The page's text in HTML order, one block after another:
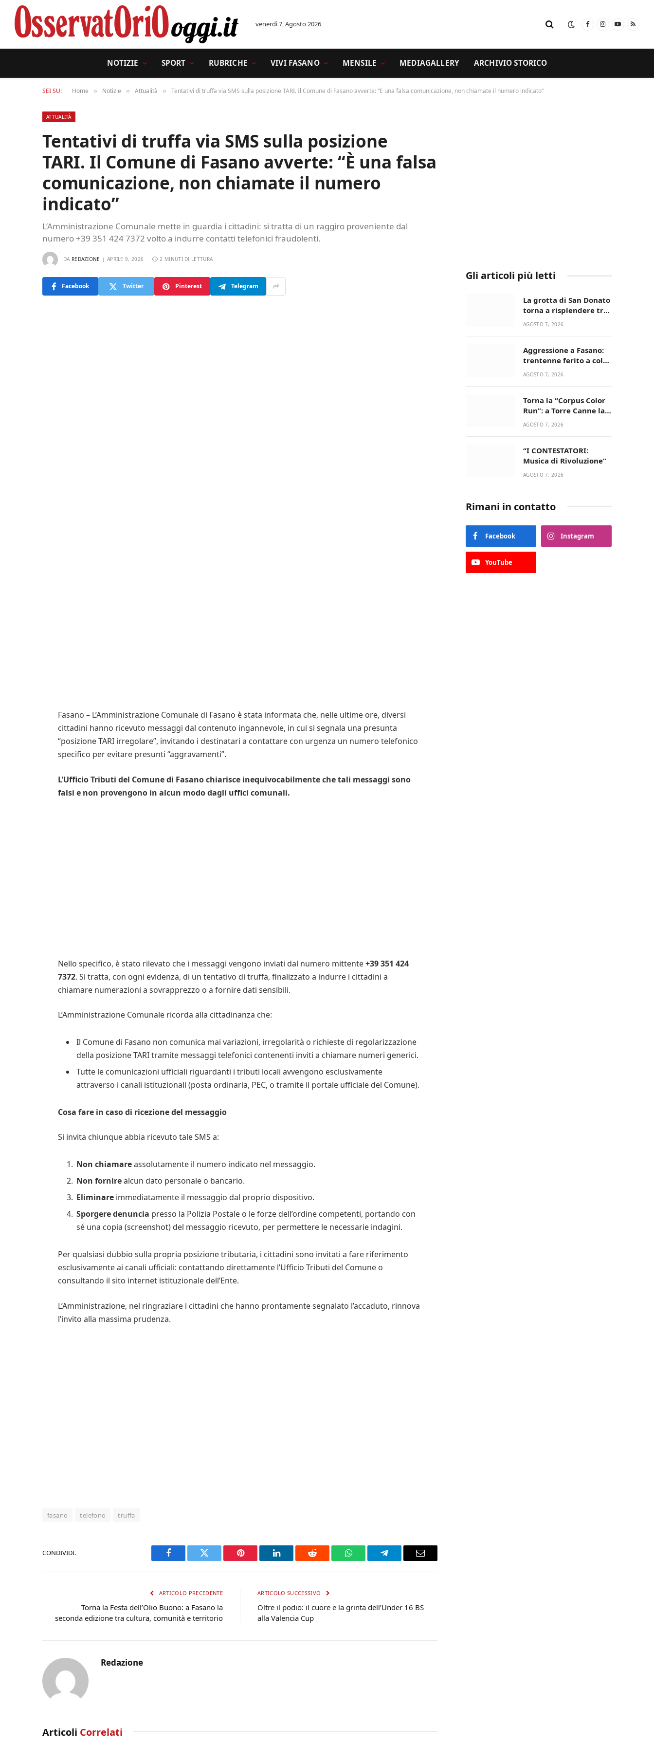
venerdì 7, Agosto 2026 FacebookInstagram
YouTube
RSS
NOTIZIE SPORT RUBRICHE VIVI FASANO MENSILE MEDIAGALLERY ARCHIVIO STORICO
SEI SU: Home » Notizie » Attualità » Tentativi di truffa via SMS sulla posizione TARI. Il Comune di Fasano avverte: “È una falsa comunicazione, non chiamate il numero indicato”
ATTUALITÀ
Tentativi di truffa via SMS sulla posizione
TARI. Il Comune di Fasano avverte: “È una falsa
comunicazione, non chiamate il numero
indicato”
L’Amministrazione Comunale mette in guardia i cittadini: si tratta di un raggiro proveniente dal
numero +39 351 424 7372 volto a indurre contatti telefonici fraudolenti.
DA REDAZIONE APRILE 9, 2026 2 MINUTI DI LETTURA
Facebook Twitter Pinterest Telegram
Fasano – L’Amministrazione Comunale di Fasano è stata informata che, nelle ultime ore, diversi
cittadini hanno ricevuto messaggi dal contenuto ingannevole, in cui si segnala una presunta
“posizione TARI irregolare”, invitando i destinatari a contattare con urgenza un numero telefonico
specifico per evitare presunti “aggravamenti”.
L’Ufficio Tributi del Comune di Fasano chiarisce inequivocabilmente che tali messaggi sono
falsi e non provengono in alcun modo dagli uffici comunali.
Nello specifico, è stato rilevato che i messaggi vengono inviati dal numero mittente+39 351 424
7372. Si tratta, con ogni evidenza, di un tentativo di truffa, finalizzato a indurre i cittadini a
chiamare numerazioni a sovrapprezzo o a fornire dati sensibili.
L’Amministrazione Comunale ricorda alla cittadinanza che:
Il Comune di Fasano non comunica mai variazioni, irregolarità o richieste di regolarizzazione
della posizione TARI tramite messaggi telefonici contenenti inviti a chiamare numeri generici.
Tutte le comunicazioni ufficiali riguardanti i tributi locali avvengono esclusivamente
attraverso i canali istituzionali (posta ordinaria, PEC, o tramite il portale ufficiale del Comune).
Cosa fare in caso di ricezione del messaggio
Si invita chiunque abbia ricevuto tale SMS a:
Non chiamareassolutamente il numero indicato nel messaggio.
Non fornirealcun dato personale o bancario.
Eliminareimmediatamente il messaggio dal proprio dispositivo.
Sporgere denuncia presso la Polizia Postale o le forze dell’ordine competenti, portando con
sé una copia (screenshot) del messaggio ricevuto, per permettere le necessarie indagini.
Per qualsiasi dubbio sulla propria posizione tributaria, i cittadini sono invitati a fare riferimento
esclusivamente ai canali ufficiali: contattando direttamente l’Ufficio Tributi del Comune o
consultando il sito internet istituzionale dell’Ente.
L’Amministrazione, nel ringraziare i cittadini che hanno prontamente segnalato l’accaduto, rinnova
l’invito alla massima prudenza.
fasano telefono truffa
CONDIVIDI.
Facebook Twitter Pinterest LinkedIn Reddit WhatsAppTelegram Email
ARTICOLO PRECEDENTE
Torna la Festa dell’Olio Buono: a Fasano la
seconda edizione tra cultura, comunità e territorio
ARTICOLO SUCCESSIVO
Oltre il podio: il cuore e la grinta dell’Under 16 BS
alla Valencia Cup
Redazione
Articoli Correlati
Gli articoli più letti
La grotta di San Donato
torna a risplendere tra
fede, natura e
AGOSTO 7, 2026
Aggressione a Fasano:
trentenne ferito a colpi
di pistola in casa
AGOSTO 7, 2026
Torna la “Corpus Color
Run”: a Torre Canne la
corsa più allegra e
AGOSTO 7, 2026
“I CONTESTATORI:
Musica di Rivoluzione”
AGOSTO 7, 2026
Rimani in contatto
Facebook Instagram
YouTube